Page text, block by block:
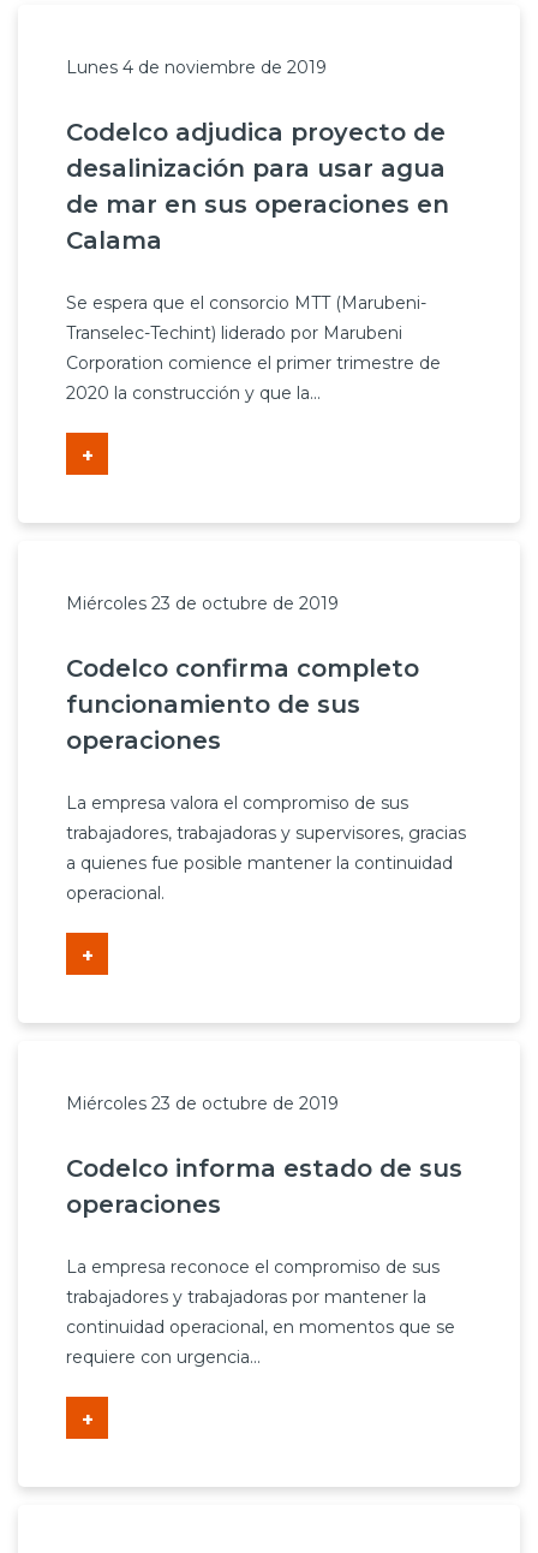
Lunes 4 de noviembre de 2019
Codelco adjudica proyecto de
desalinización para usar agua
de mar en sus operaciones en
Calama
Se espera que el consorcio MTT (Marubeni-
Transelec-Techint) liderado por Marubeni
Corporation comience el primer trimestre de
2020 la construcción y que la...
+
Miércoles 23 de octubre de 2019
Codelco confirma completo
funcionamiento de sus
operaciones
La empresa valora el compromiso de sus
trabajadores, trabajadoras y supervisores, gracias
a quienes fue posible mantener la continuidad
operacional.
+
Miércoles 23 de octubre de 2019
Codelco informa estado de sus
operaciones
La empresa reconoce el compromiso de sus
trabajadores y trabajadoras por mantener la
continuidad operacional, en momentos que se
requiere con urgencia...
+